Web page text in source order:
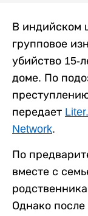
В индийском
групповое
убийство 15-
доме. По
передает
Network.
По
вместе с
Однако